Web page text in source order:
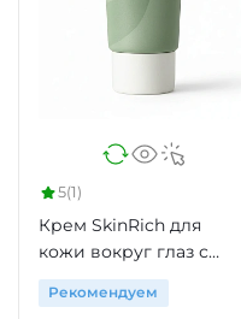
5(1)
Крем SkinRich для
кожи вокруг глаз с
лошадиным маслом
для сухой кожи
Рекомендуем